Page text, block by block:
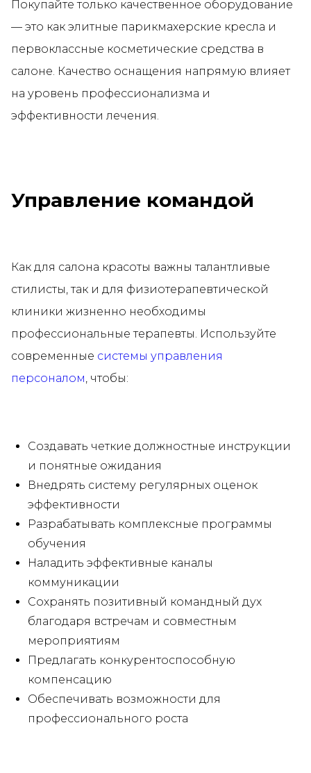
Покупайте только качественное оборудование
— это как элитные парикмахерские кресла и
первоклассные косметические средства в
салоне. Качество оснащения напрямую влияет
на уровень профессионализма и
эффективности лечения.
Управление командой
Как для салона красоты важны талантливые
стилисты, так и для физиотерапевтической
клиники жизненно необходимы
профессиональные терапевты. Используйте
современные системы управления
персоналом, чтобы:
Создавать четкие должностные инструкции
и понятные ожидания
Внедрять систему регулярных оценок
эффективности
Разрабатывать комплексные программы
обучения
Наладить эффективные каналы
коммуникации
Сохранять позитивный командный дух
благодаря встречам и совместным
мероприятиям
Предлагать конкурентоспособную
компенсацию
Обеспечивать возможности для
профессионального роста